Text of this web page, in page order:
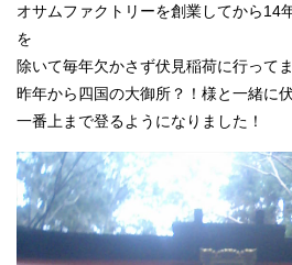
オサムファクトリーを創業してから14
を
除いて毎年欠かさず伏見稲荷に行って
昨年から四国の大御所？！様と一緒に
一番上まで登るようになりました！